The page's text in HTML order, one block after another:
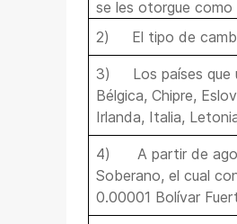
se les otorgue como
2)
El tipo de
3)
Los países
Bélgica, Chipre,
Irlanda, Italia,
4)
A partir de
Soberano, el cual
0.00001 Bolívar